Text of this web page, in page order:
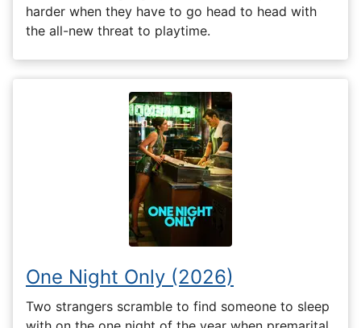
harder when they have to go head to head with
the all-new threat to playtime.
One Night Only (2026)
Two strangers scramble to find someone to sleep